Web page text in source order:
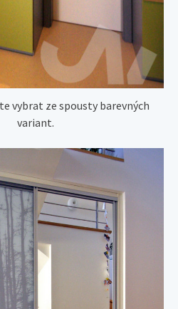
vybrat ze spousty barevných
variant.